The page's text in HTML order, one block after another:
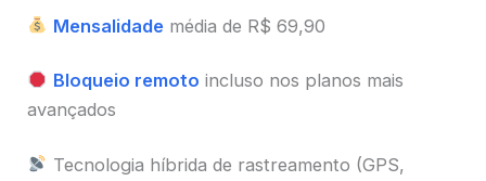
Mensalidade média de R$ 69,90
Bloqueio remoto incluso nos planos mais
avançados
Tecnologia híbrida de rastreamento (GPS,